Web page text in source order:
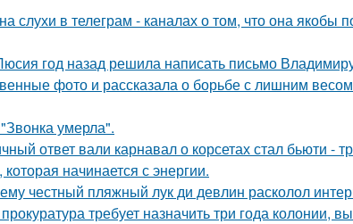
слухи в телеграм - каналах о том, что она якобы
год назад решила написать письмо
фото и рассказала о борьбе с лишним
умерла".
ответ вали карнавал о корсетах стал бьюти -
начинается с энергии.
честный пляжный лук ди девлин расколол
требует назначить три года колонии,